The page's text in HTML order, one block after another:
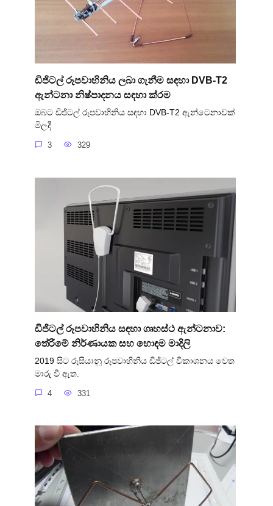
ඩිජිටල් රූපවාහිනිය ලබා ගැනීම සඳහා DVB-T2
ඇන්ටනා නිෂ්පාදනය සඳහා ක්රම
ඔබට ඩිජිටල් රූපවාහිනිය සඳහා DVB-T2 ඇන්ටෙනාවක්
මිලදී
3 329
ඩිජිටල් රූපවාහිනිය සඳහා ගෘහස්ථ ඇන්ටනාව:
තේරීමේ නිර්ණායක සහ හොඳම මාදිලි
2019 සිට රුසියානු රූපවාහිනිය ඩිජිටල් විකාශනය වෙත
මාරු වී ඇත.
4 331